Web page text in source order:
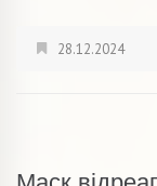
28.12.2024